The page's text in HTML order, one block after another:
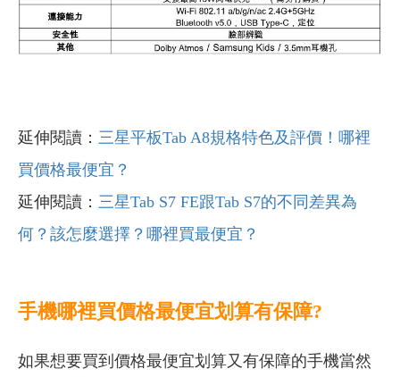
延伸閱讀： 三星平板Tab A8規格特色及評價！哪裡
買價格最便宜？
延伸閱讀： 三星Tab S7 FE跟Tab S7的不同差異為
何？該怎麼選擇？哪裡買最便宜？
手機哪裡買價格最便宜划算有保障?
如果想要買到價格最便宜划算又有保障的手機當然